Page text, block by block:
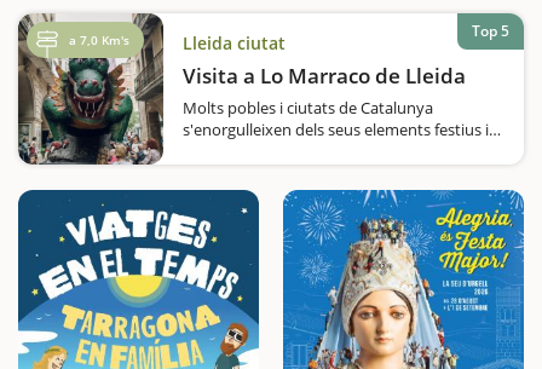
divertides, enmig de camps de cultiu, i al
mateix…
a 7,0 Km's Lleida ciutat
Visita a Lo Marraco de Lleida
Molts pobles i ciutats de Catalunya
s'enorgulleixen dels seus elements festius i
la Casa dels Gegants, on entrareu en
l'univers festiu de la ciutat…
Top 5